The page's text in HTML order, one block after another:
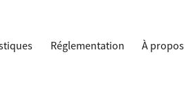
Réglementation À propos